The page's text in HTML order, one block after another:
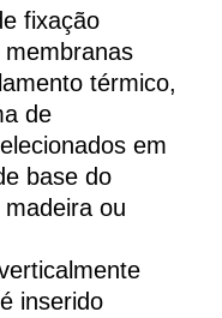
fixação
térmico,
de
em
base do
ou
inserido